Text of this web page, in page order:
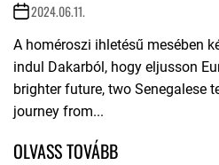
2024.06.11.
A homéroszi ihletésű mesében
indul Dakarból, hogy eljusson
brighter future, two Senegalese
journey from...